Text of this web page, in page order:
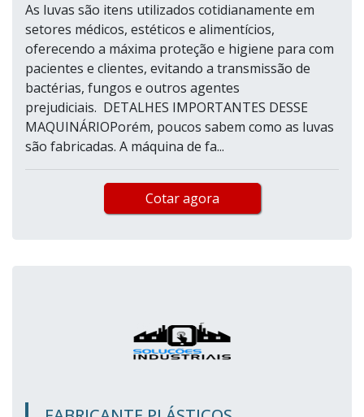
As luvas são itens utilizados cotidianamente em
setores médicos, estéticos e alimentícios,
oferecendo a máxima proteção e higiene para com
pacientes e clientes, evitando a transmissão de
bactérias, fungos e outros agentes
prejudiciais. DETALHES IMPORTANTES DESSE
MAQUINÁRIOPorém, poucos sabem como as luvas
são fabricadas. A máquina de fa...
Cotar agora